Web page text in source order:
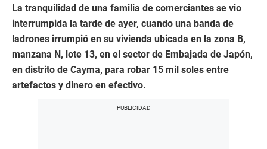
La tranquilidad de una familia de comerciantes se vio
interrumpida la tarde de ayer, cuando una banda de
ladrones irrumpió en su vivienda ubicada en la zona B,
manzana N, lote 13, en el sector de Embajada de Japón,
en distrito de Cayma, para robar 15 mil soles entre
artefactos y dinero en efectivo.